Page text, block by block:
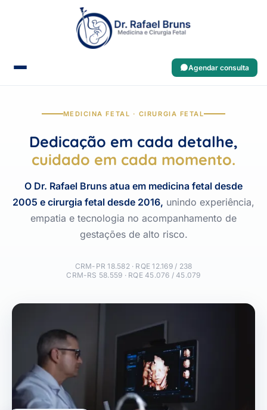
Agendar consulta
MEDICINA FETAL · CIRURGIA FETAL
Dedicação em cada detalhe,
cuidado em cada momento.
O Dr. Rafael Bruns atua em medicina fetal desde
2005 e cirurgia fetal desde 2016, unindo experiência,
empatia e tecnologia no acompanhamento de
gestações de alto risco.
CRM-PR 18.582 · RQE 12.169 / 238
CRM-RS 58.559 · RQE 45.076 / 45.079